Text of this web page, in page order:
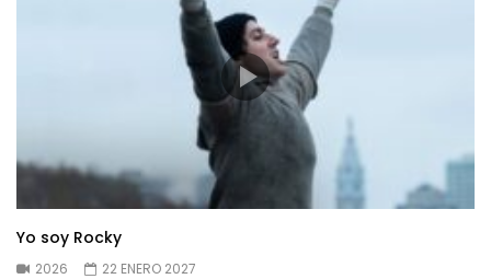
Yo soy Rocky
2026 22 ENERO 2027